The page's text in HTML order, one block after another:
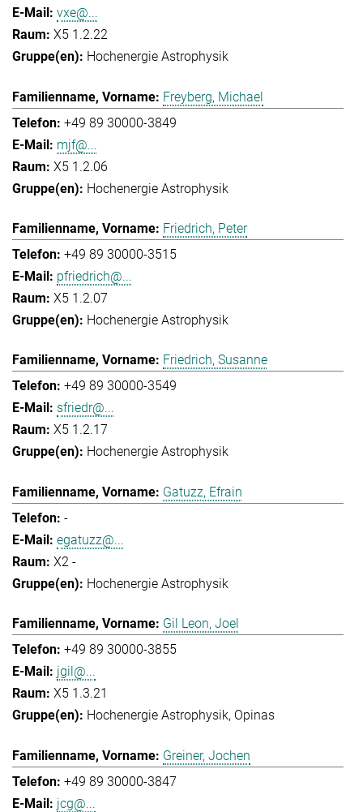
vxe@...
X5 1.2.22
Hochenergie Astrophysik
Freyberg, Michael
+49 89 30000-3849
mjf@...
X5 1.2.06
Hochenergie Astrophysik
Friedrich, Peter
+49 89 30000-3515
pfriedrich@...
X5 1.2.07
Hochenergie Astrophysik
Friedrich, Susanne
+49 89 30000-3549
sfriedr@...
X5 1.2.17
Hochenergie Astrophysik
Gatuzz, Efrain
-
egatuzz@...
X2 -
Hochenergie Astrophysik
Gil Leon, Joel
+49 89 30000-3855
jgil@...
X5 1.3.21
Hochenergie Astrophysik Opinas
Greiner, Jochen
+49 89 30000-3847
jcg@...